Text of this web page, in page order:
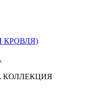
КРОВЛЯ)
КОЛЛЕКЦИЯ